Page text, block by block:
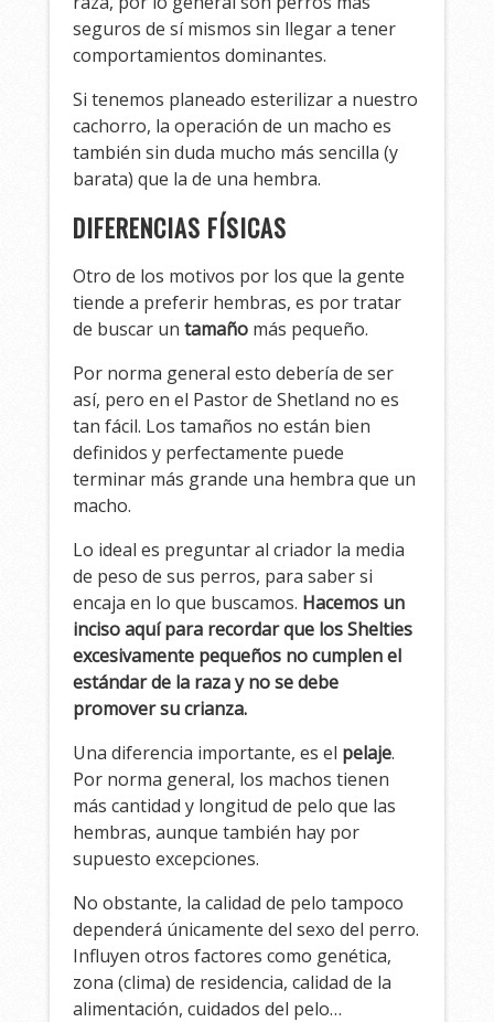
seguros de sí mismos sin llegar a tener
comportamientos dominantes.
Si tenemos planeado esterilizar a nuestro
cachorro, la operación de un macho es
también sin duda mucho más sencilla (y
barata) que la de una hembra.
DIFERENCIAS FÍSICAS
Otro de los motivos por los que la gente
tiende a preferir hembras, es por tratar
de buscar untamaño más pequeño.
Por norma general esto debería de ser
así, pero en el Pastor de Shetland no es
tan fácil. Los tamaños no están bien
definidos y perfectamente puede
terminar más grande una hembra que un
macho.
Lo ideal es preguntar al criador la media
de peso de sus perros, para saber si
encaja en lo que buscamos. Hacemos un
inciso aquí para recordar que los Shelties
excesivamente pequeños no cumplen el
estándar de la raza y no se debe
promover su crianza.
Una diferencia importante, es el pelaje.
Por norma general, los machos tienen
más cantidad y longitud de pelo que las
hembras, aunque también hay por
supuesto excepciones.
No obstante, la calidad de pelo tampoco
dependerá únicamente del sexo del perro.
Influyen otros factores como genética,
zona (clima) de residencia, calidad de la
alimentación, cuidados del pelo…